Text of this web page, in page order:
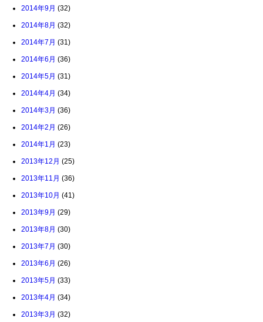
2014年9月 (32)
2014年8月 (32)
2014年7月 (31)
2014年6月 (36)
2014年5月 (31)
2014年4月 (34)
2014年3月 (36)
2014年2月 (26)
2014年1月 (23)
2013年12月 (25)
2013年11月 (36)
2013年10月 (41)
2013年9月 (29)
2013年8月 (30)
2013年7月 (30)
2013年6月 (26)
2013年5月 (33)
2013年4月 (34)
2013年3月 (32)